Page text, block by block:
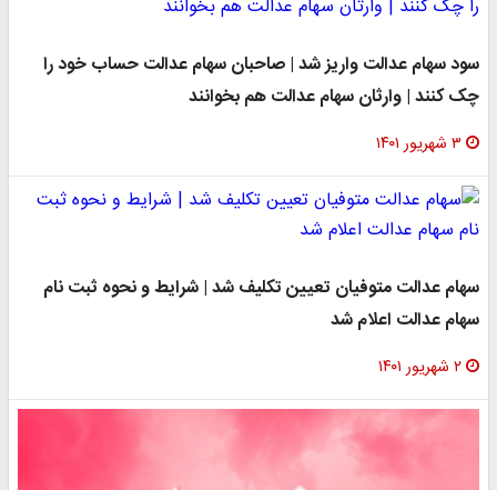
سود سهام عدالت واریز شد | صاحبان سهام عدالت حساب خود را
چک کنند | وارثان سهام عدالت هم بخوانند
۳ شهریور ۱۴۰۱
سهام عدالت متوفیان تعیین تکلیف شد | شرایط و نحوه ثبت نام
سهام عدالت اعلام شد
۲ شهریور ۱۴۰۱